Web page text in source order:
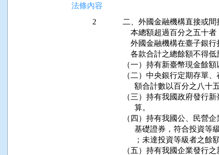
法條內容
2
二、外國金融機構直接或
本總額超過百分之五十
外國金融機構在臺子銀
各款合計之總餘額不得
（一）持有新臺幣現金餘
（二）中央銀行定期存單
額合計數以百分之八十
（三）持有我國政府發行
      算。
（四）持有我國公、民營
基礎證券，符合投資
；未達投資等級者之
（五）持有我國企業發行